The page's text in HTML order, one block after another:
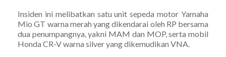
Insiden ini melibatkan satu unit sepeda motor Yamaha
Mio GT warna merah yang dikendarai oleh RP bersama
dua penumpangnya, yakni MAM dan MOP, serta mobil
Honda CR-V warna silver yang dikemudikan VNA.